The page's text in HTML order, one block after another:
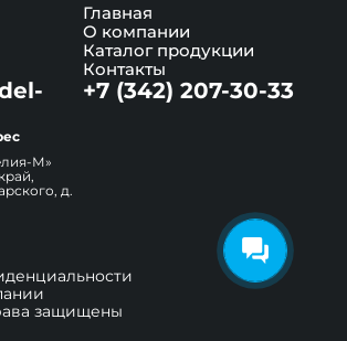
Главная
О компании
Каталог продукции
Контакты
+7 (342) 207-30-33
М»
д.
защищены